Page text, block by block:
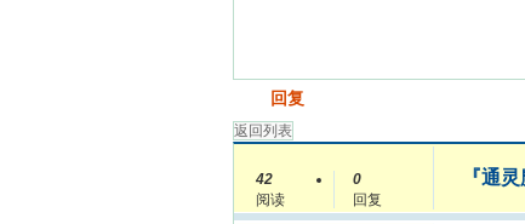
回复
返回列表
42
阅读
0
回复
『通